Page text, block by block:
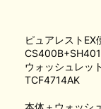
ピュアレストEX
ウォッシュレッ
TCF4714AK
本体＋ウォッシ